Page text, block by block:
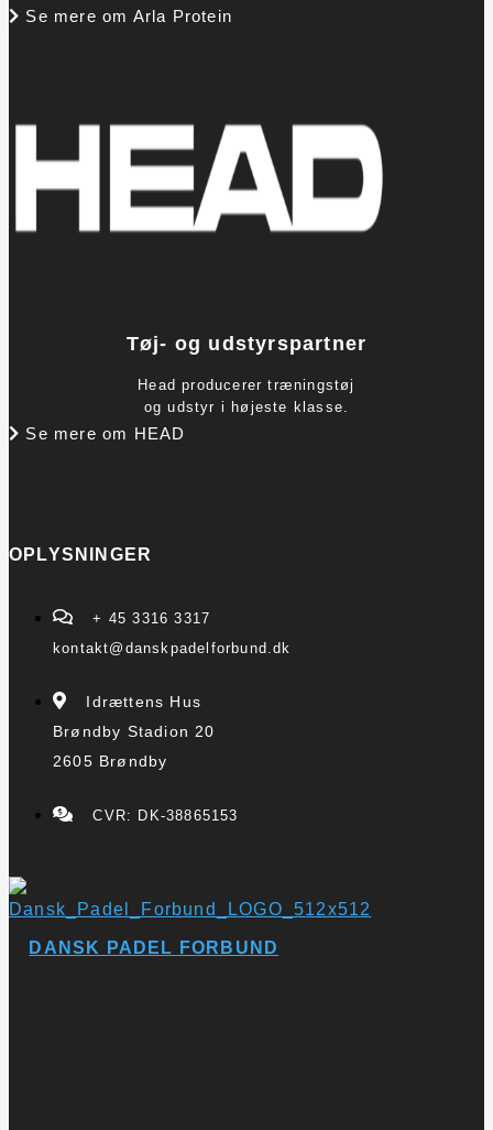
Se mere om Arla Protein
Tøj- og udstyrspartner
Head producerer træningstøj
og udstyr i højeste klasse.
Se mere om HEAD
OPLYSNINGER
+ 45 3316 3317
kontakt@danskpadelforbund.dk
Idrættens Hus
Brøndby Stadion 20
2605 Brøndby
CVR: DK-38865153
DANSK PADEL FORBUND